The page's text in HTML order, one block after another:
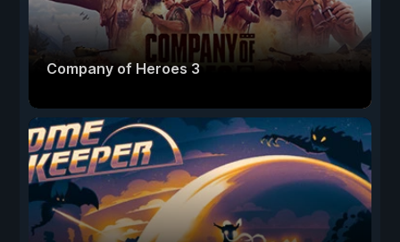
Company of Heroes 3